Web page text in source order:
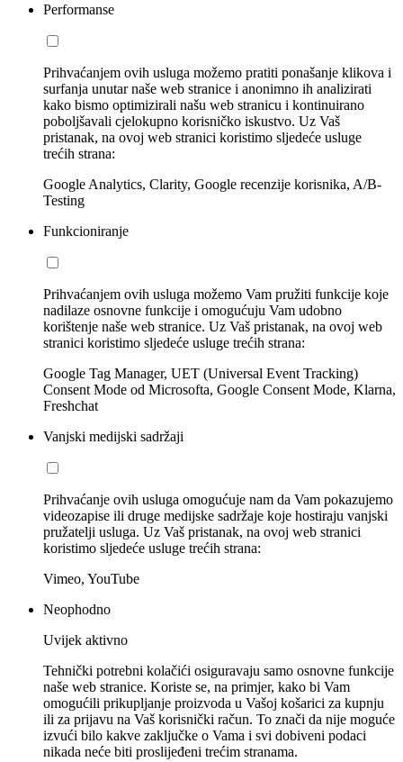
Performanse
Prihvaćanjem ovih usluga možemo pratiti ponašanje klikova i
surfanja unutar naše web stranice i anonimno ih analizirati
kako bismo optimizirali našu web stranicu i kontinuirano
poboljšavali cjelokupno korisničko iskustvo. Uz Vaš
pristanak, na ovoj web stranici koristimo sljedeće usluge
trećih strana:
Google Analytics, Clarity, Google recenzije korisnika, A/B-
Testing
Funkcioniranje
Prihvaćanjem ovih usluga možemo Vam pružiti funkcije koje
nadilaze osnovne funkcije i omogućuju Vam udobno
korištenje naše web stranice. Uz Vaš pristanak, na ovoj web
stranici koristimo sljedeće usluge trećih strana:
Google Tag Manager, UET (Universal Event Tracking)
Consent Mode od Microsofta, Google Consent Mode, Klarna,
Freshchat
Vanjski medijski sadržaji
Prihvaćanje ovih usluga omogućuje nam da Vam pokazujemo
videozapise ili druge medijske sadržaje koje hostiraju vanjski
pružatelji usluga. Uz Vaš pristanak, na ovoj web stranici
koristimo sljedeće usluge trećih strana:
Vimeo, YouTube
Neophodno
Uvijek aktivno
Tehnički potrebni kolačići osiguravaju samo osnovne funkcije
naše web stranice. Koriste se, na primjer, kako bi Vam
omogućili prikupljanje proizvoda u Vašoj košarici za kupnju
ili za prijavu na Vaš korisnički račun. To znači da nije moguće
izvući bilo kakve zaključke o Vama i svi dobiveni podaci
nikada neće biti proslijeđeni trećim stranama.